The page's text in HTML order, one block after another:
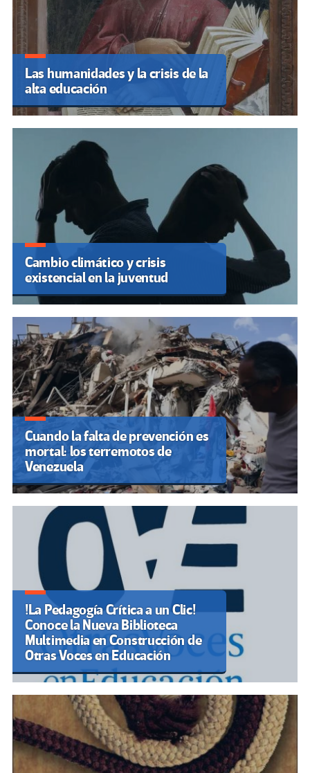
Las humanidades y la crisis de la
alta educación
Cambio climático y crisis
existencial en la juventud
Cuando la falta de prevención es
mortal: los terremotos de
Venezuela
!La Pedagogía Crítica a un Clic!
Conoce la Nueva Biblioteca
Multimedia en Construcción de
Otras Voces en Educación